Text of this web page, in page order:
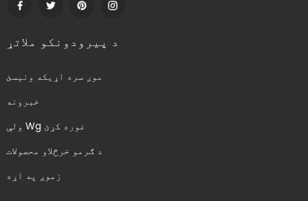
د پیرودونکو ملاتړ
موږ سره اړیکه ونیسئ
خبرونه
ولې Wg غوره کړئ
د ګرمو خرڅلاو محصولات
زموږ په اړه